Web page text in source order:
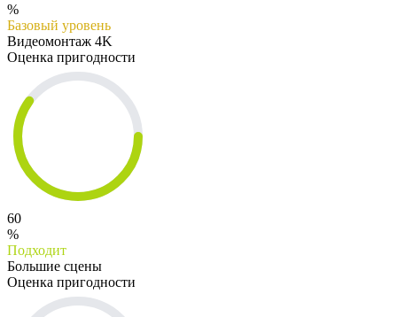
%
Базовый уровень
Видеомонтаж 4K
Оценка пригодности
60
%
Подходит
Большие сцены
Оценка пригодности